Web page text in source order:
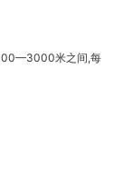
米之间,每